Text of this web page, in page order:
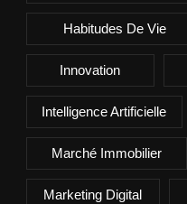
Habitudes De Vie
Innovation
Intelligence Artificielle
Marché Immobilier
Marketing Digital